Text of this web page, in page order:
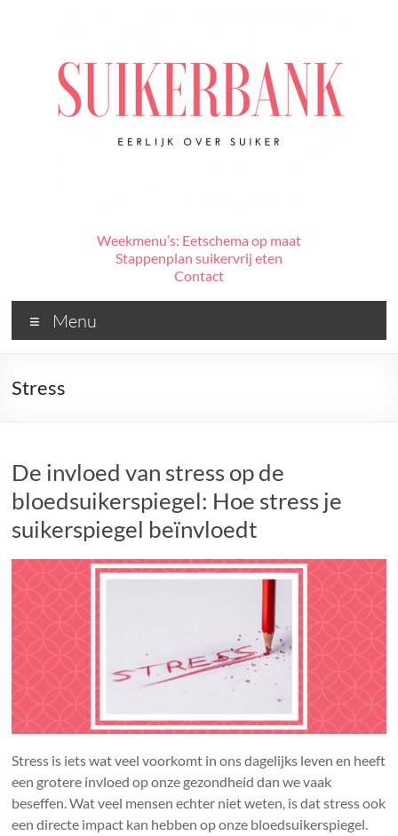
wilt
suiker
Weekmenu’s: Eetschema op maat
Stappenplan suikervrij eten
Contact
Menu
Stress
De invloed van stress op de
bloedsuikerspiegel: Hoe stress je
suikerspiegel beïnvloedt
Stress is iets wat veel voorkomt in ons dagelijks leven en heeft
een grotere invloed op onze gezondheid dan we vaak
beseffen. Wat veel mensen echter niet weten, is dat stress ook
een directe impact kan hebben op onze bloedsuikerspiegel.